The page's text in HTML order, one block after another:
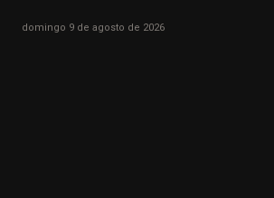
domingo 9 de agosto de 2026